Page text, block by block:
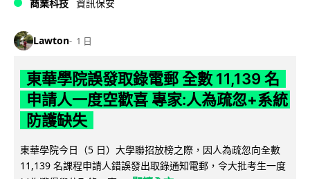
商業科技 資訊保安
Lawton 1 日
東華學院誤發取錄電郵 全數 11,139 名
申請人一度空歡喜 專家:人為疏忽+系統
防護缺失
東華學院今日（5 日）大學聯招放榜之際，因人為疏忽向全數
11,139 名課程申請人錯誤發出取錄通知電郵，令大批考生一度